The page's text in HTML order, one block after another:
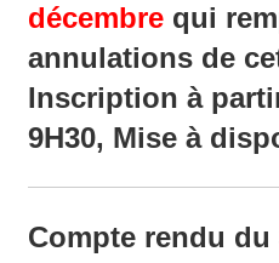
décembrequi
annulations de
Inscription à
9H30, Mise à
Compte rendu du